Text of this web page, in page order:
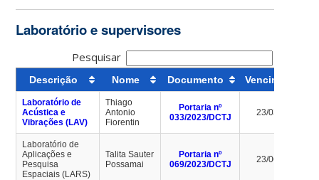
Laboratório e supervisores
Pesquisar
Descrição Nome Documento Vencimento
Laboratório de
Acústica e
Vibrações (LAV)
Thiago
Antonio
Fiorentin
Portaria nº
033/2023/DCTJ
23/03/2027
Laboratório de
Aplicações e
Pesquisa
Espaciais (LARS)
Talita Sauter
Possamai
Portaria nº
069/2023/DCTJ
23/06/2027